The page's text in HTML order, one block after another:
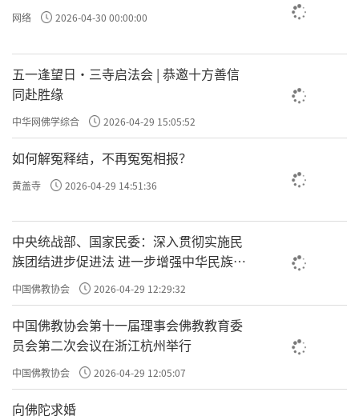
网络 2026-04-30 00:00:00
五一逢望日・三寺启法会 | 恭邀十方善信
同赴胜缘
中华网佛学综合 2026-04-29 15:05:52
如何解冤释结，不再冤冤相报？
黄盖寺 2026-04-29 14:51:36
中央统战部、国家民委：深入贯彻实施民
族团结进步促进法 进一步增强中华民族凝
聚力向心力
中国佛教协会 2026-04-29 12:29:32
中国佛教协会第十一届理事会佛教教育委
员会第二次会议在浙江杭州举行
中国佛教协会 2026-04-29 12:05:07
向佛陀求婚